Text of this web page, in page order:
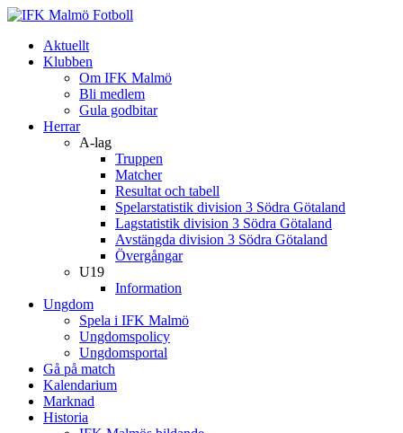
Aktuellt
Klubben
Om IFK Malmö
Bli medlem
Gula godbitar
Herrar
A-lag
Truppen
Matcher
Resultat och tabell
Spelarstatistik division 3 Södra Götaland
Lagstatistik division 3 Södra Götaland
Avstängda division 3 Södra Götaland
Övergångar
U19
Information
Ungdom
Spela i IFK Malmö
Ungdomspolicy
Ungdomsportal
Gå på match
Kalendarium
Marknad
Historia